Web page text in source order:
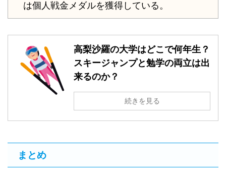
は個人戦金メダルを獲得している。
高梨沙羅の大学はどこで何年生？
スキージャンプと勉学の両立は出
来るのか？
続きを見る
まとめ